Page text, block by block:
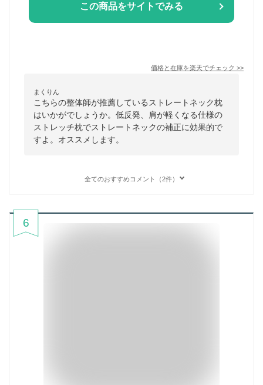
この商品をサイトでみる
価格と在庫を楽天でチェック >>
まくりん
こちらの整体師が推薦しているストレートネック枕
はいかがでしょうか。低反発、肩が軽くなる仕様の
ストレッチ枕でストレートネックの補正に効果的で
すよ。オススメします。
全てのおすすめコメント（2件）
6